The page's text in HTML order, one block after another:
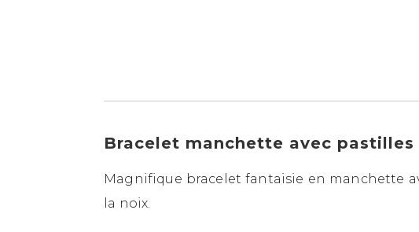
Bracelet manchette avec
Magnifique bracelet fantaisie en manchette
la noix.